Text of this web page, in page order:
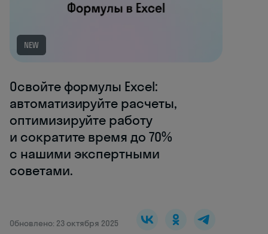
NEW
Освойте формулы Excel:
автоматизируйте расчеты,
оптимизируйте работу
и сократите время до 70%
с нашими экспертными
советами.
Обновлено: 23 октября 2025